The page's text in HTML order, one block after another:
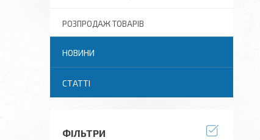
РОЗПРОДАЖ ТОВАРІВ
НОВИНИ
СТАТТІ
ФІЛЬТРИ